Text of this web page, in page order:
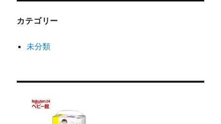
カテゴリー
未分類